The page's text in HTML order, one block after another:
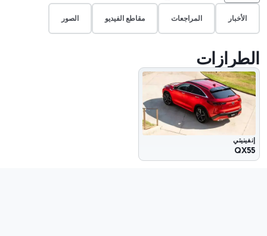
الأخبار المراجعات مقاطع الفيديو الصور
الطرازات
إنفينيتي
QX55